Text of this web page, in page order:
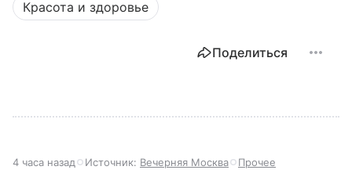
Красота и здоровье
Поделиться
4 часа назад Источник: Вечерняя Москва Прочее